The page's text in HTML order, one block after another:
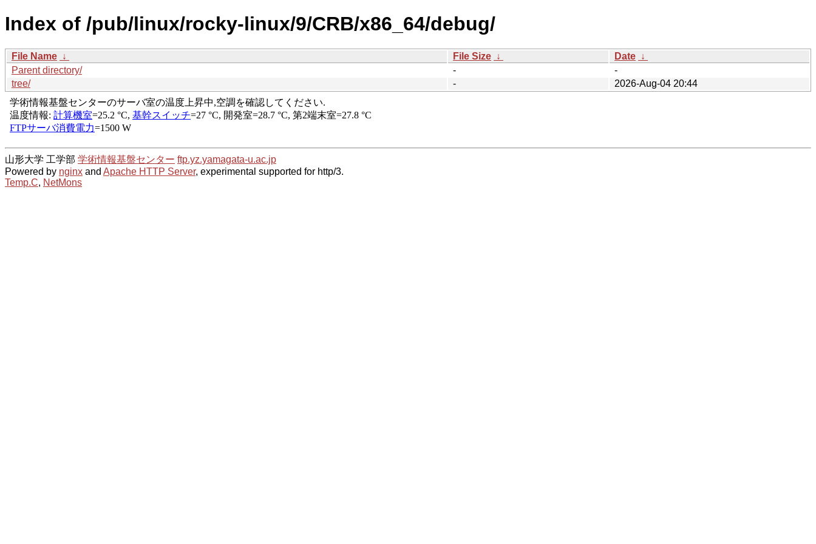
Index of /pub/linux/rocky-linux/9/CRB/x86_64/debug/
File Name ↓ File Size ↓ Date ↓
Parent directory/
-
-
tree/
- 2026-Aug-04 20:44
山形大学 工学部 学術情報基盤センター ftp.yz.yamagata-u.ac.jp
Powered by nginx and Apache HTTP Server, experimental supported for http/3.
Temp.C, NetMons